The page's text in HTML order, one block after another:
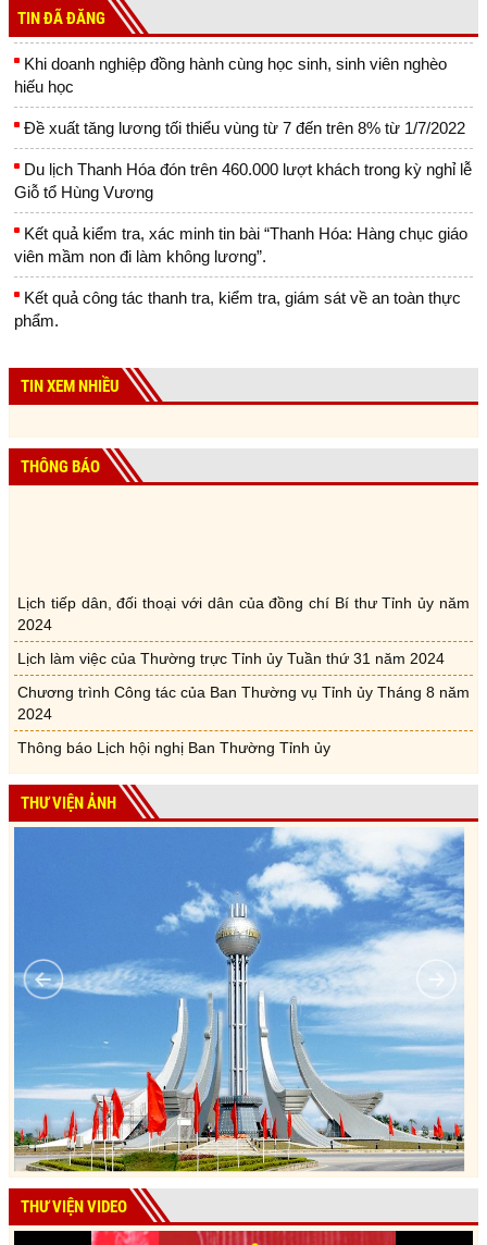
TIN ĐÃ ĐĂNG
Khi doanh nghiệp đồng hành cùng học sinh, sinh viên nghèo
hiếu học
Đề xuất tăng lương tối thiểu vùng từ 7 đến trên 8% từ 1/7/2022
Du lịch Thanh Hóa đón trên 460.000 lượt khách trong kỳ nghỉ lễ
Giỗ tổ Hùng Vương
Kết quả kiểm tra, xác minh tin bài “Thanh Hóa: Hàng chục giáo
viên mầm non đi làm không lương”.
Kết quả công tác thanh tra, kiểm tra, giám sát về an toàn thực
phẩm.
TIN XEM NHIỀU
THÔNG BÁO
2024
Lịch làm việc của Thường trực Tỉnh ủy Tuần thứ 31 năm 2024
Chương trình Công tác của Ban Thường vụ Tỉnh ủy Tháng 8 năm
2024
Thông báo Lịch hội nghị Ban Thường Tỉnh ủy
2024
THƯ VIỆN ẢNH
THƯ VIỆN VIDEO